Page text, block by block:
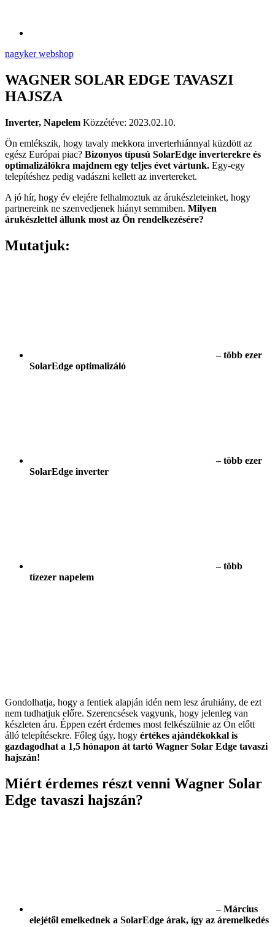
nagyker webshop
WAGNER SOLAR EDGE TAVASZI
HAJSZA
Inverter, Napelem Közzétéve: 2023.02.10.
Ön emlékszik, hogy tavaly mekkora inverterhiánnyal küzdött az
egész Európai piac? Bizonyos típusú SolarEdge inverterekre és
optimalizálókra majdnem egy teljes évet vártunk. Egy-egy
telepítéshez pedig vadászni kellett az invertereket.
A jó hír, hogy év elejére felhalmoztuk az árukészleteinket, hogy
partnereink ne szenvedjenek hiányt semmiben. Milyen
árukészlettel állunk most az Ön rendelkezésére?
Mutatjuk:
– több ezer
SolarEdge optimalizáló
– több ezer
SolarEdge inverter
– több
tízezer napelem
Gondolhatja, hogy a fentiek alapján idén nem lesz áruhiány, de ezt
nem tudhatjuk előre. Szerencsések vagyunk, hogy jelenleg van
készleten áru. Éppen ezért érdemes most felkészülnie az Ön előtt
álló telepítésekre. Főleg úgy, hogy értékes ajándékokkal is
gazdagodhat a 1,5 hónapon át tartó Wagner Solar Edge tavaszi
hajszán!
Miért érdemes részt venni Wagner Solar
Edge tavaszi hajszán?
– Március
elejétől emelkednek a SolarEdge árak, így az áremelkedés